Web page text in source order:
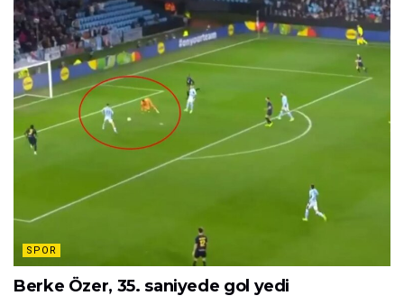
SPOR
Berke Özer, 35. saniyede gol yedi